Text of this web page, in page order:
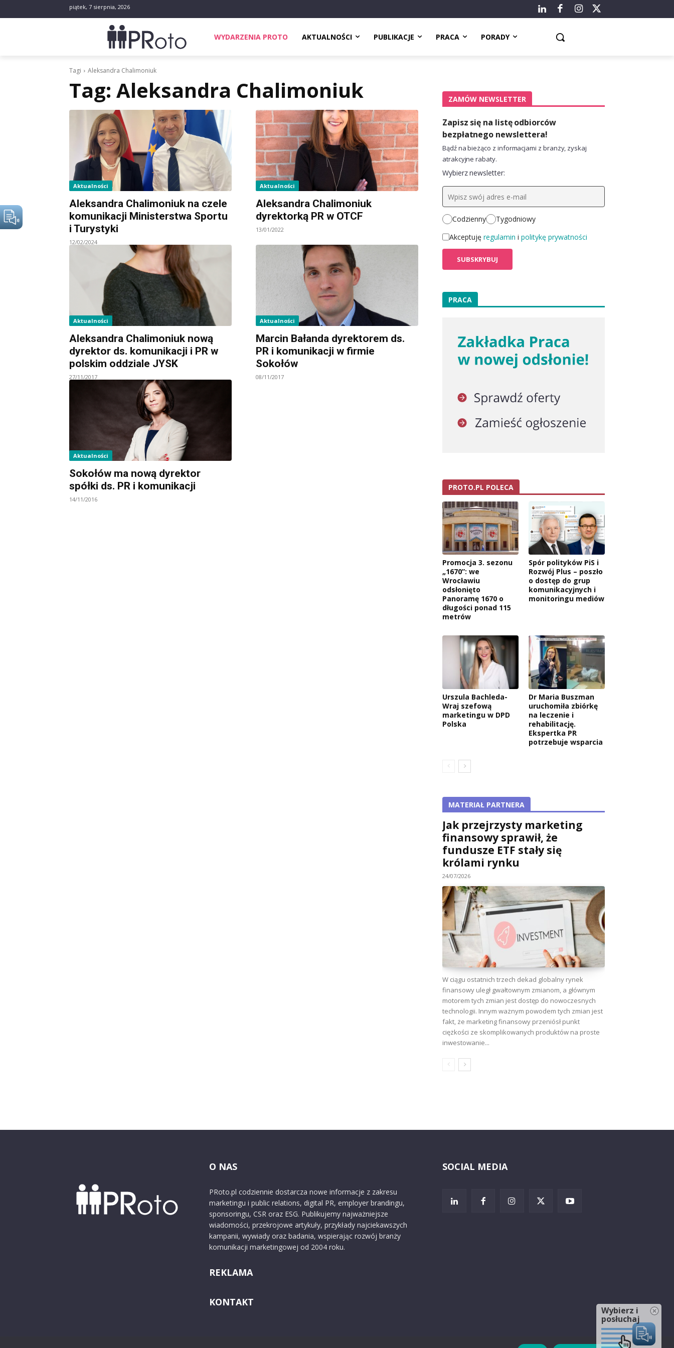
piątek, 7 sierpnia, 2026
WYDARZENIA PROTO AKTUALNOŚCI PUBLIKACJE PRACA PORADY
Tagi Aleksandra Chalimoniuk
Tag: Aleksandra Chalimoniuk
Aktualności
Aleksandra Chalimoniuk na czele
komunikacji Ministerstwa Sportu
i Turystyki
12/02/2024
Aktualności
Aleksandra Chalimoniuk
dyrektorką PR w OTCF
13/01/2022
Aktualności
Aleksandra Chalimoniuk nową
dyrektor ds. komunikacji i PR w
polskim oddziale JYSK
27/11/2017
Aktualności
Marcin Bałanda dyrektorem ds.
PR i komunikacji w firmie
Sokołów
08/11/2017
Aktualności
Sokołów ma nową dyrektor
spółki ds. PR i komunikacji
14/11/2016
ZAMÓW NEWSLETTER
Zapisz się na listę odbiorców
bezpłatnego newslettera!
Bądź na bieżąco z informacjami z branży, zyskaj
atrakcyjne rabaty.
Wybierz newsletter:
Codzienny
Tygodniowy
Akceptuję regulamin i politykę prywatności
PRACA
PROTO.PL POLECA
Promocja 3. sezonu
„1670”: we
Wrocławiu
odsłonięto
Panoramę 1670 o
długości ponad 115
metrów
Spór polityków PiS i
Rozwój Plus – poszło
o dostęp do grup
komunikacyjnych i
monitoringu mediów
Urszula Bachleda-
Wraj szefową
marketingu w DPD
Polska
Dr Maria Buszman
uruchomiła zbiórkę
na leczenie i
rehabilitację.
Ekspertka PR
potrzebuje wsparcia
MATERIAŁ PARTNERA
Jak przejrzysty marketing
finansowy sprawił, że
fundusze ETF stały się
królami rynku
24/07/2026
W ciągu ostatnich trzech dekad globalny rynek
finansowy uległ gwałtownym zmianom, a głównym
motorem tych zmian jest dostęp do nowoczesnych
technologii. Innym ważnym powodem tych zmian jest
fakt, że marketing finansowy przeniósł punkt
ciężkości ze skomplikowanych produktów na proste
inwestowanie...
O NAS
PRoto.pl codziennie dostarcza nowe informacje z zakresu
marketingu i public relations, digital PR, employer brandingu,
sponsoringu, CSR oraz ESG. Publikujemy najważniejsze
wiadomości, przekrojowe artykuły, przykłady najciekawszych
kampanii, wywiady oraz badania, wspierając rozwój branży
komunikacji marketingowej od 2004 roku.
REKLAMA
KONTAKT
SOCIAL MEDIA
Wybierz i
posłuchaj